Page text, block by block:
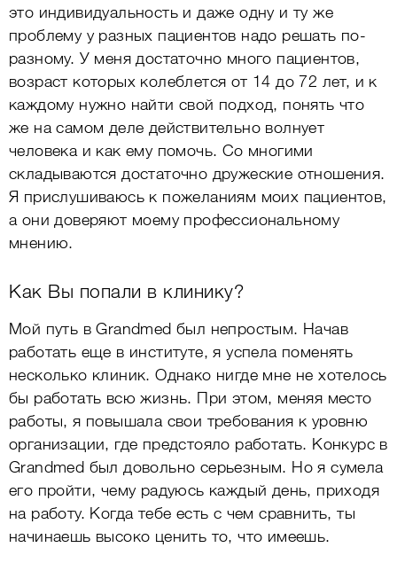
это индивидуальность и даже одну и ту же
проблему у разных пациентов надо решать по-
разному. У меня достаточно много пациентов,
возраст которых колеблется от 14 до 72 лет, и к
каждому нужно найти свой подход, понять что
же на самом деле действительно волнует
человека и как ему помочь. Со многими
складываются достаточно дружеские отношения.
Я прислушиваюсь к пожеланиям моих пациентов,
а они доверяют моему профессиональному
мнению.
Как Вы попали в клинику?
Мой путь в Grandmed был непростым. Начав
работать еще в институте, я успела поменять
несколько клиник. Однако нигде мне не хотелось
бы работать всю жизнь. При этом, меняя место
работы, я повышала свои требования к уровню
организации, где предстояло работать. Конкурс в
Grandmed был довольно серьезным. Но я сумела
его пройти, чему радуюсь каждый день, приходя
на работу. Когда тебе есть с чем сравнить, ты
начинаешь высоко ценить то, что имеешь.